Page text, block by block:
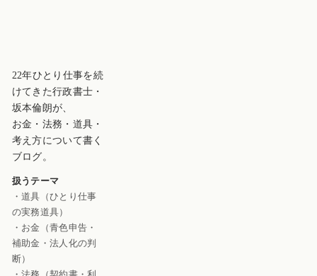
22年ひとり仕事を続
けてきた行政書士・
坂本倫朗が、
お金・法務・道具・
考え方について書く
ブログ。
扱うテーマ
・道具（ひとり仕事
の実務道具）
・お金（青色申告・
補助金・法人化の判
断）